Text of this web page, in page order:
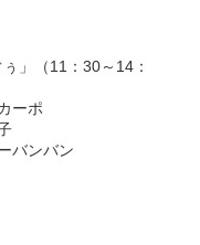
」（11：30～14：
ーポ
ンバン